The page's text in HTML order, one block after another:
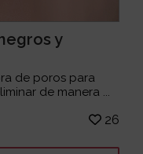
y
de poros para
de manera ...
26